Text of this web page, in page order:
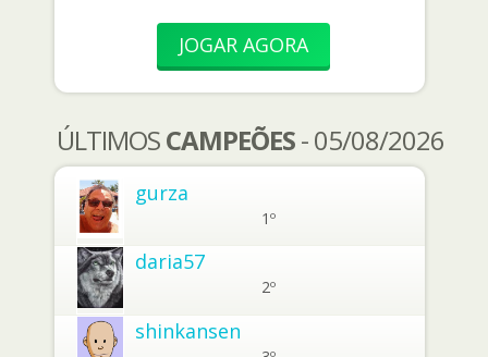
JOGAR AGORA
ÚLTIMOSCAMPEÕES- 05/08/2026
gurza
1º
daria57
2º
shinkansen